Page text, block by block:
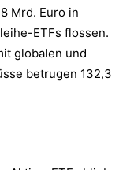
Mrd. Euro in
ETFs flossen.
globalen und
betrugen 132,3